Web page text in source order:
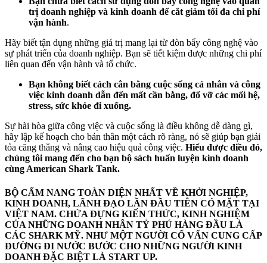
trị doanh nghiệp và kinh doanh để cắt giảm tối đa chi phí
vận hành.
Hãy biết tận dụng những giá trị mang lại từ đòn bẩy công nghệ vào
sự phát triển của doanh nghiệp. Bạn sẽ tiết kiệm được những chi phí
liên quan đến vận hành và tổ chức.
Bạn không biết cách cân bằng cuộc sống cá nhân và công
việc kinh doanh dẫn đến mất cần bằng, đổ vỡ các mối hệ,
stress, sức khỏe đi xuống.
Sự hài hòa giữa công việc và cuộc sống là điều không dễ dàng gì,
hãy lập kế hoạch cho bản thân một cách rõ ràng, nó sẽ giúp bạn giải
tỏa căng thẳng và nâng cao hiệu quả công việc. Hiểu được điều đó,
chúng tôi mang đến cho bạn bộ sách huấn luyện kinh doanh
cùng American Shark Tank.
BỘ CẨM NANG TOÀN DIỆN NHẤT VỀ KHỞI NGHIỆP,
KINH DOANH, LÃNH ĐẠO LẦN ĐẦU TIÊN CÓ MẶT TẠI
VIỆT NAM. CHỨA ĐỰNG KIẾN THỨC, KINH NGHIỆM
CỦA NHỮNG DOANH NHÂN TỶ PHÚ HÀNG ĐẦU LÀ
CÁC SHARK MỸ. NHƯ MỘT NGƯỜI CỐ VẤN CUNG CẤP
ĐƯỜNG ĐI NƯỚC BƯỚC CHO NHỮNG NGƯỜI KINH
DOANH ĐẶC BIỆT LÀ START UP.